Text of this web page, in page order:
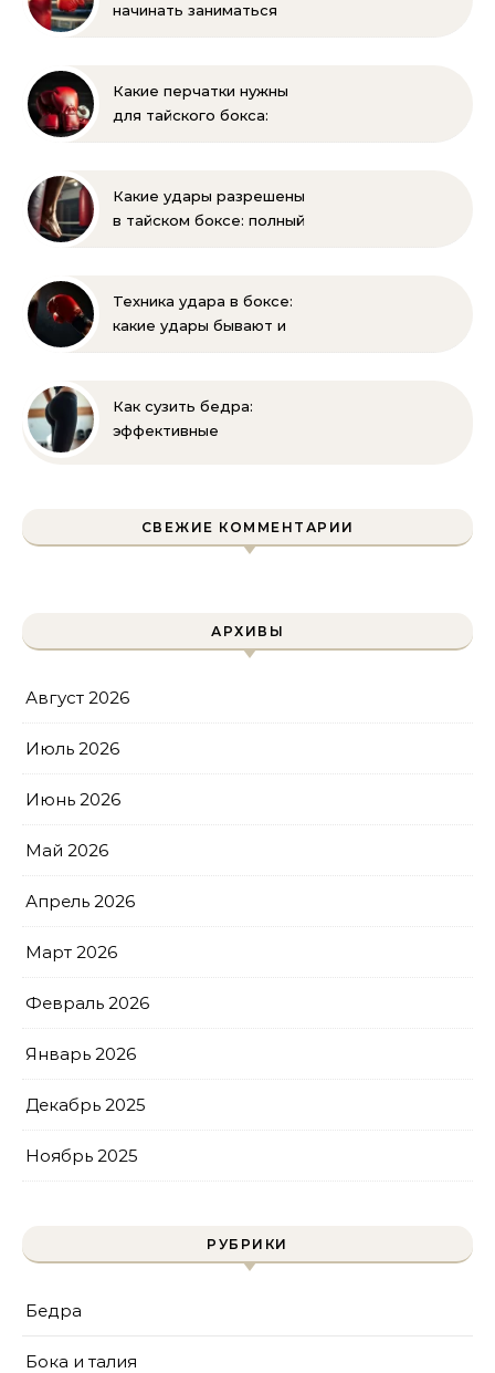
начинать заниматься
советы тренеров
Какие перчатки нужны
для тайского бокса:
экипировки
Какие удары разрешены
в тайском боксе: полный
Техника удара в боксе:
какие удары бывают и
Как сузить бедра:
эффективные
СВЕЖИЕ КОММЕНТАРИИ
АРХИВЫ
Август 2026
Июль 2026
Июнь 2026
Май 2026
Апрель 2026
Март 2026
Февраль 2026
Январь 2026
Декабрь 2025
Ноябрь 2025
РУБРИКИ
Бедра
Бока и талия